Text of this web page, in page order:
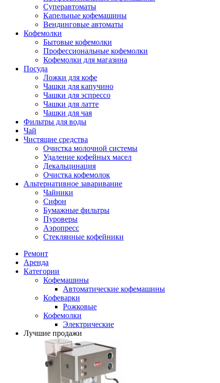
Суперавтоматы
Капельные кофемашины
Вендинговые автоматы
Кофемолки
Бытовые кофемолки
Профессиональные кофемолки
Кофемолки для магазина
Посуда
Ложки для кофе
Чашки для капучино
Чашки для эспрессо
Чашки для латте
Чашки для чая
Фильтры для воды
Чай
Чистящие средства
Очистка молочной системы
Удаление кофейных масел
Декальцинация
Очистка кофемолок
Альтернативное заваривание
Чайники
Сифон
Бумажные фильтры
Пуроверы
Аэропресс
Стеклянные кофейники
Ремонт
Аренда
Категории
Кофемашины
Автоматические кофемашины
Кофеварки
Рожковые
Кофемолки
Электрические
Лучшие продажи